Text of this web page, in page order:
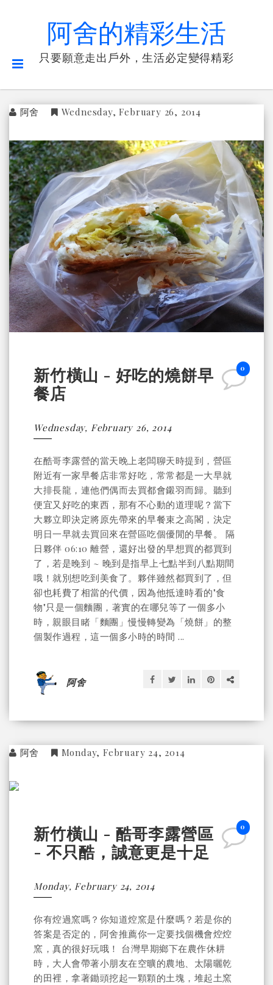
阿舍的精彩生活
只要願意走出戶外，生活必定變得精彩
阿舍 Wednesday, February 26, 2014
0
新竹橫山 - 好吃的燒餅早
餐店
Wednesday, February 26, 2014
在酷哥李露營的當天晚上老闆聊天時提到，營區
附近有一家早餐店非常好吃，常常都是一大早就
大排長龍，連他們偶而去買都會鎩羽而歸。聽到
便宜又好吃的東西，那有不心動的道理呢？當下
大夥立即決定將原先帶來的早餐束之高閣，決定
明日一早就去買回來在營區吃個優閒的早餐。 隔
日夥伴 06:10 離營，還好出發的早想買的都買到
了，若是晚到 ~ 晚到是指早上七點半到八點期間
哦！就別想吃到美食了。夥伴雖然都買到了，但
卻也耗費了相當的代價，因為他抵達時看的"食
物"只是一個麵團，著實的在哪兒等了一個多小
時，親眼目睹「麵團」慢慢轉變為「燒餅」的整
個製作過程，這一個多小時的時間 ...
阿舍
阿舍 Monday, February 24, 2014
0
新竹橫山 - 酷哥李露營區
- 不只酷，誠意更是十足
Monday, February 24, 2014
你有焢過窯嗎？你知道焢窯是什麼嗎？若是你的
答案是否定的，阿舍推薦你一定要找個機會焢焢
窯，真的很好玩哦！ 台灣早期鄉下在農作休耕
時，大人會帶著小朋友在空曠的農地、太陽曬乾
的田裡，拿著鋤頭挖起一顆顆的土塊，堆起土窯